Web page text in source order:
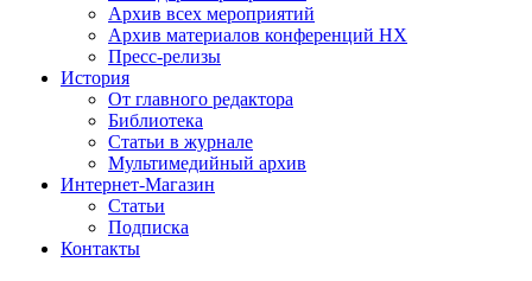
Архив всех мероприятий
Архив материалов конференций НХ
Пресс-релизы
История
От главного редактора
Библиотека
Статьи в журнале
Мультимедийный архив
Интернет-Магазин
Статьи
Подписка
Контакты